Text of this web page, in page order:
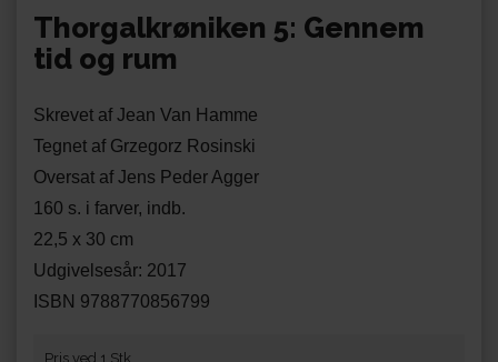
Thorgalkrøniken 5: Gennem
tid og rum
Skrevet af Jean Van Hamme
Tegnet af Grzegorz Rosinski
Oversat af Jens Peder Agger
160 s. i farver, indb.
22,5 x 30 cm
Udgivelsesår: 2017
ISBN 9788770856799
Pris ved 1 Stk